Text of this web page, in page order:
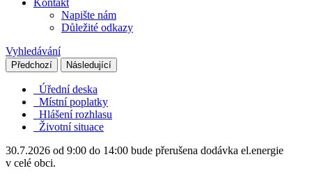
Kontakt
Napište nám
Důležité odkazy
Vyhledávání
Předchozí Následující
Úřední deska
Místní poplatky
Hlášení rozhlasu
Životní situace
30.7.2026 od 9:00 do 14:00 bude přerušena dodávka el.energie
v celé obci.